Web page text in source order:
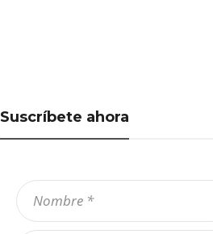
Suscríbete ahora